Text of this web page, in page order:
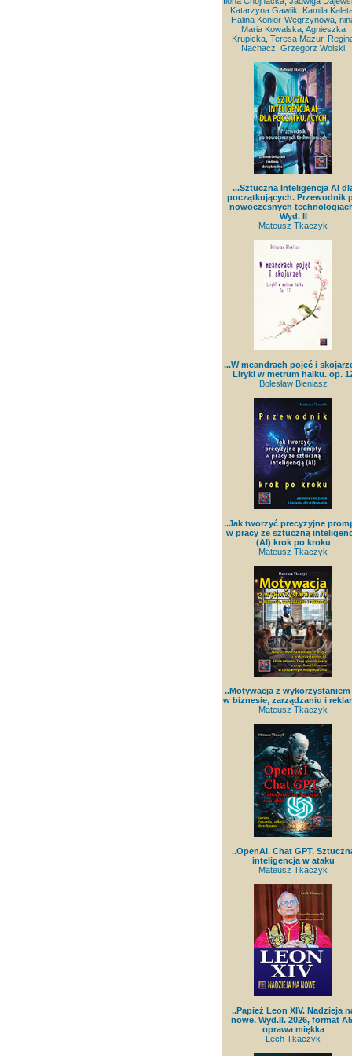
Katarzyna Gawlik, Kamila
Halina Konior-Węgrzynowa,
Maria Kowalska, Agnieszka
Krupicka, Teresa Mazur,
Nachacz, Grzegorz Wolski
...Sztuczna Inteligencja AI
początkujących. Przewodnik
nowoczesnych
Wyd. II
Mateusz Tkaczyk
...W meandrach pojęć i
Liryki w metrum haiku. op.
Bolesław Bieniasz
..Jak tworzyć precyzyjne
w pracy ze sztuczną
(AI) krok po kroku
Mateusz Tkaczyk
..Motywacja z wykorzystaniem
w biznesie, zarządzaniu i
Mateusz Tkaczyk
..OpenAI. Chat GPT.
inteligencja w ataku
Mateusz Tkaczyk
..Papież Leon XIV. Nadzieja
nowe. Wyd.II. 2026, format
oprawa miękka
Lech Tkaczyk